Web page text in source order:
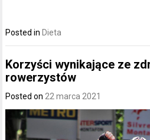
Posted in Dieta
Korzyści wynikające ze
rowerzystów
Posted on 22 marca 2021